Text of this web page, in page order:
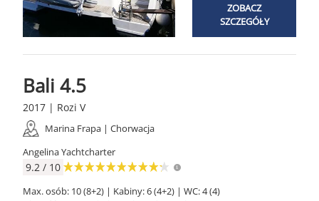
ZOBACZ
SZCZEGÓŁY
Bali 4.5
2017 | Rozi V
Marina Frapa | Chorwacja
Angelina Yachtcharter
9.2 / 10
Max. osób: 10 (8+2) | Kabiny: 6 (4+2) | WC: 4 (4)